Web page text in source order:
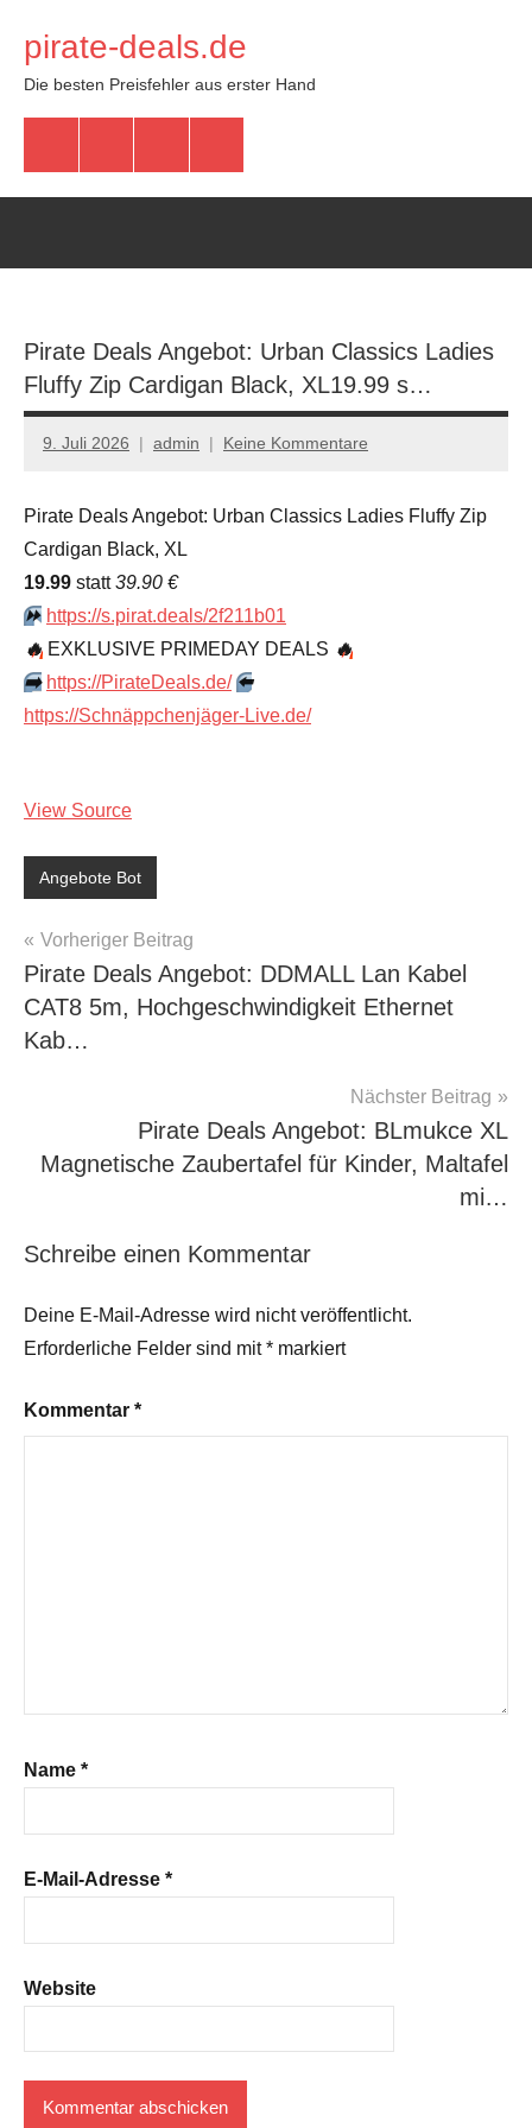
Inhalt
springen
pirate-deals.de
Die besten Preisfehler aus erster Hand
Pirate Deals Angebot: Urban Classics Ladies
Fluffy Zip Cardigan Black, XL19.99 s…
9. Juli 2026 admin Keine Kommentare
Pirate Deals Angebot: Urban Classics Ladies Fluffy Zip
Cardigan Black, XL
19.99 statt39.90 €
⏩️ https://s.pirat.deals/2f211b01
🔥 EXKLUSIVE PRIMEDAY DEALS 🔥
➡️ https://PirateDeals.de/ ⬅️
https://Schnäppchenjäger-Live.de/
View Source
Angebote Bot
Beitragsnavigation
Vorheriger Beitrag
Pirate Deals Angebot: DDMALL Lan Kabel
CAT8 5m, Hochgeschwindigkeit Ethernet
Kab…
Nächster Beitrag
Pirate Deals Angebot: BLmukce XL
Magnetische Zaubertafel für Kinder, Maltafel
mi…
Schreibe einen Kommentar
Deine E-Mail-Adresse wird nicht veröffentlicht.
Erforderliche Felder sind mit* markiert
Kommentar *
Name *
E-Mail-Adresse *
Website